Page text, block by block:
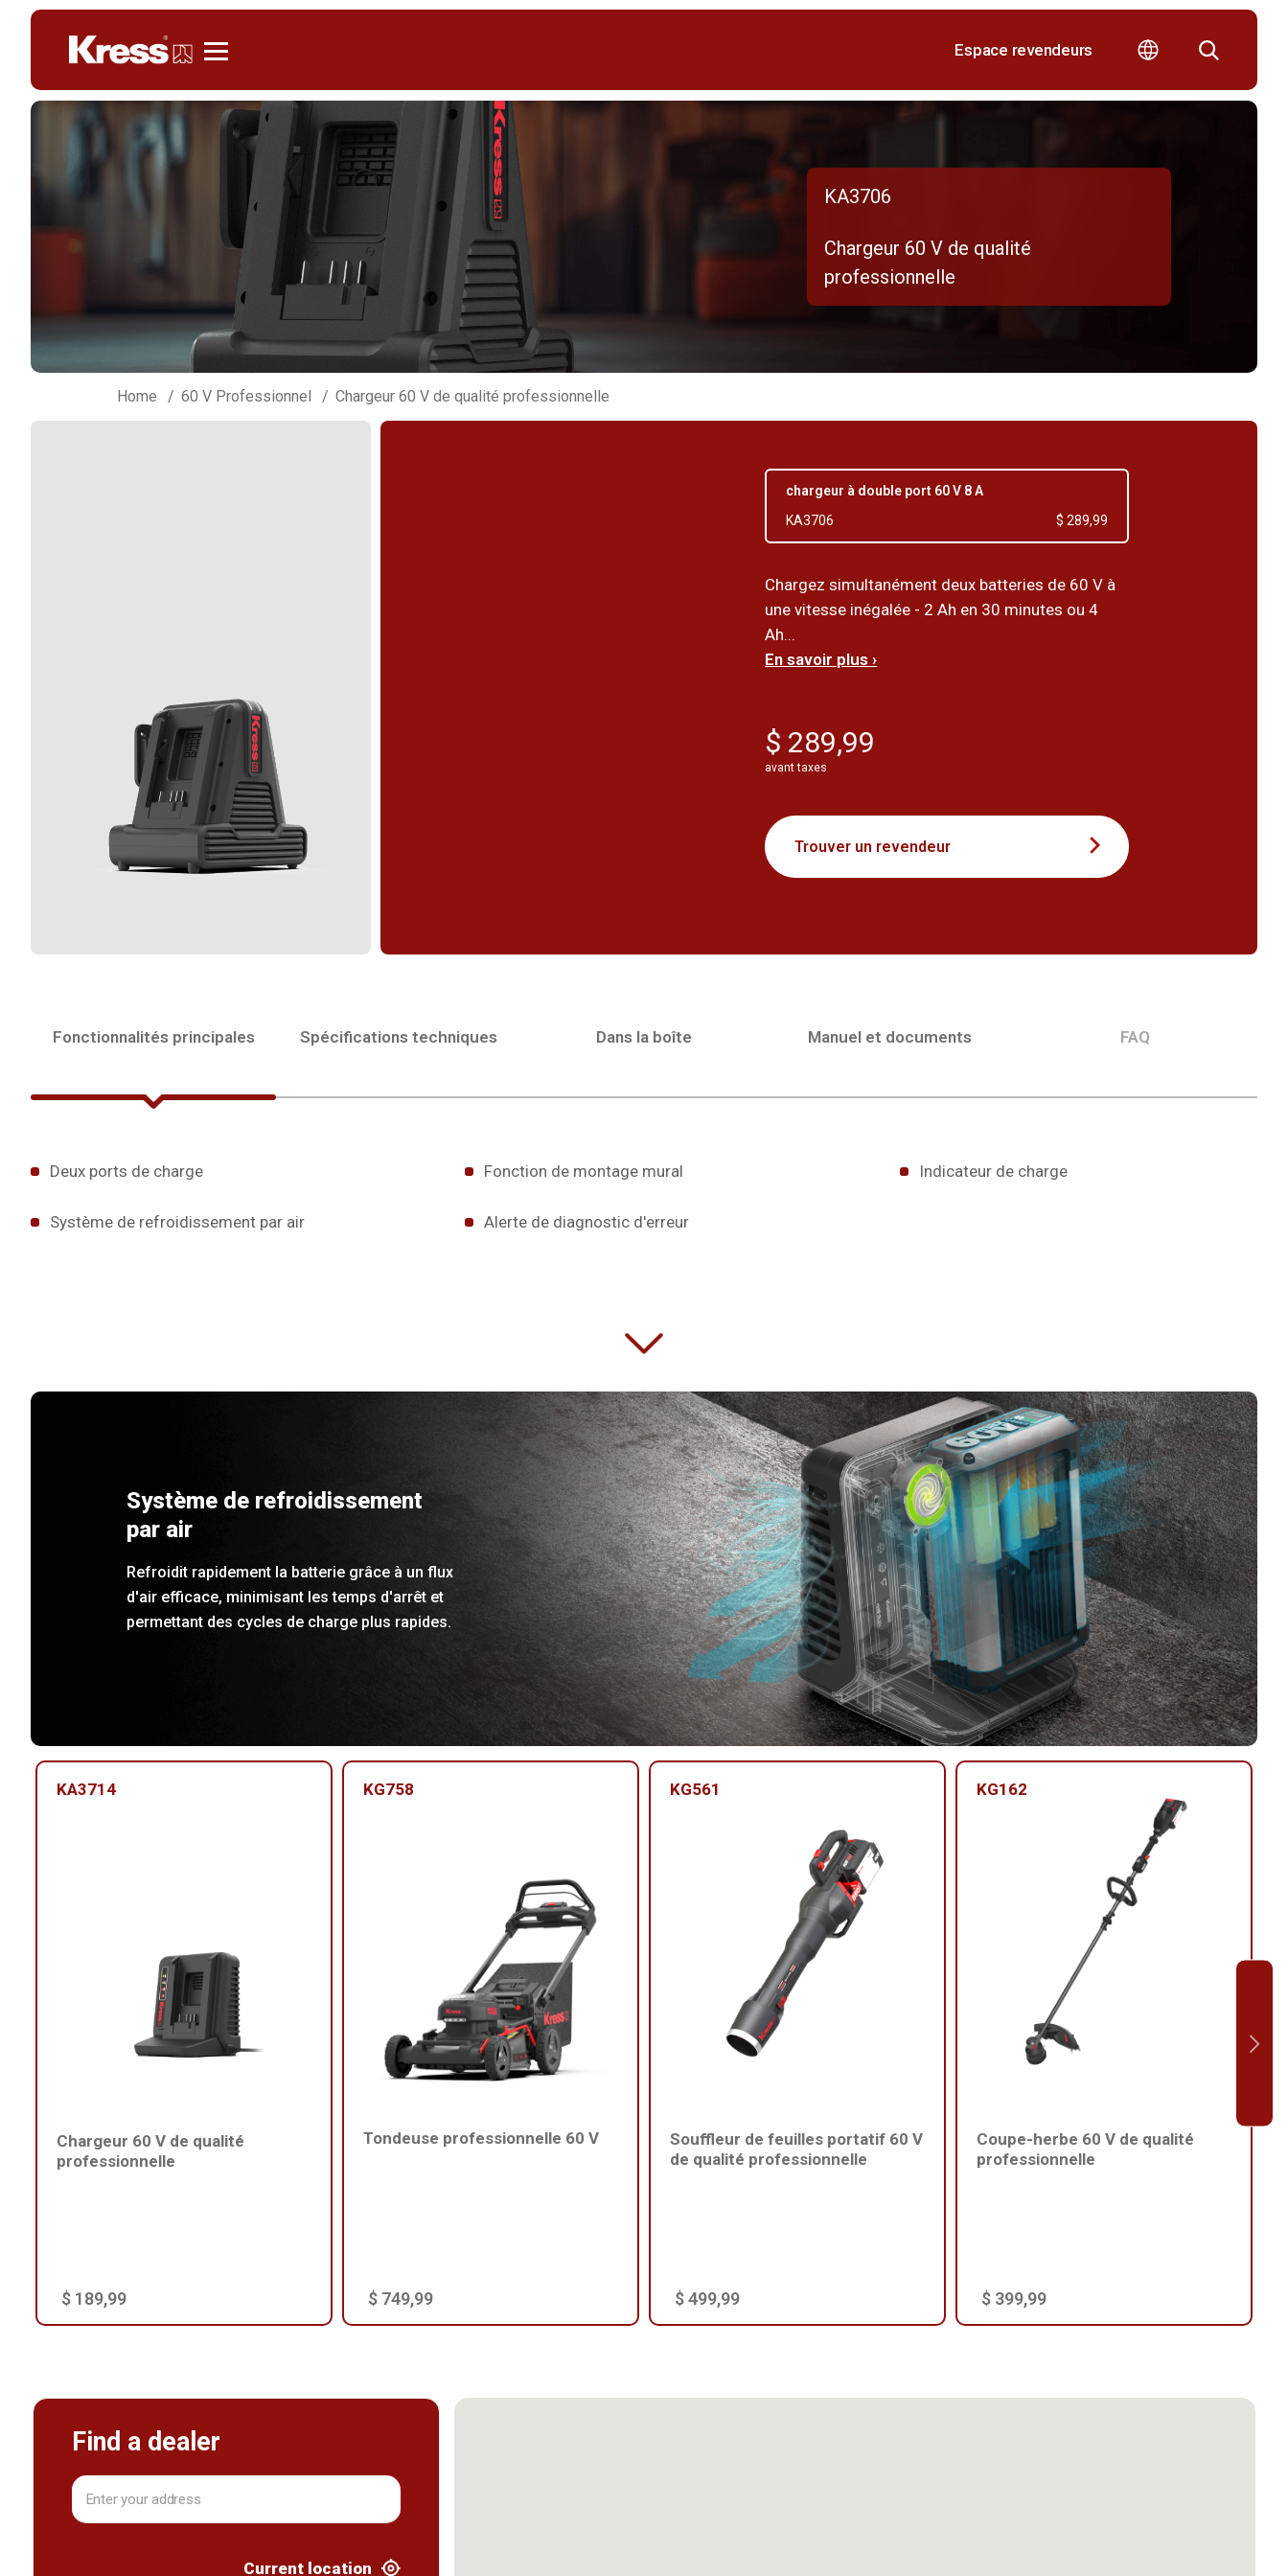
Espace revendeurs
KA3706
Chargeur 60 V de qualité
professionnelle
Home 60 V Professionnel Chargeur 60 V de qualité professionnelle
chargeur à double port 60 V 8 A
KA3706
$ 289,99
Chargez simultanément deux batteries de 60 V à
une vitesse inégalée - 2 Ah en 30 minutes ou 4
Ah...
En savoir plus ›
$ 289,99
avant taxes
Trouver un revendeur
Fonctionnalités principales Spécifications techniques Dans la boîte Manuel et documents FAQ
Deux ports de charge
Système de refroidissement par air
Fonction de montage mural
Alerte de diagnostic d'erreur
Indicateur de charge
Système de refroidissement
par air
Refroidit rapidement la batterie grâce à un flux
d'air efficace, minimisant les temps d'arrêt et
permettant des cycles de charge plus rapides.
KA3714
Chargeur 60 V de qualité
professionnelle
$ 189,99
KG758
Tondeuse professionnelle 60 V
$ 749,99
KG561
Souffleur de feuilles portatif 60 V
de qualité professionnelle
$ 499,99
KG162
Coupe-herbe 60 V de qualité
professionnelle
$ 399,99
Find a dealer
Current location